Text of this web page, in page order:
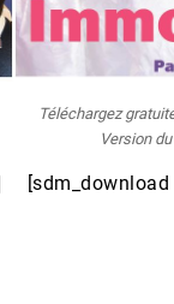
Téléchargez
Version
[sdm_download